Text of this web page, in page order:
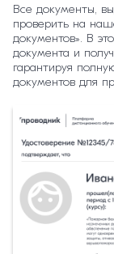
Все документы,
проверить на
документов». В
документа и
гарантируя
документов для